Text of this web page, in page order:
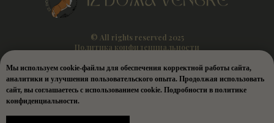
Мы используем cookie-файлы для обеспечения корректной работы сайта,
аналитики и улучшения пользовательского опыта. Продолжая использовать
сайт, вы соглашаетесь с использованием cookie. Подробности в политике
конфиденциальности.
© All rights reserved 2025
Политика конфиденциальности